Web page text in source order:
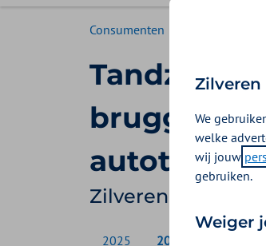
Consumenten
Tandzorg
bruggen,
Zilveren Kruis
2025 2026
We
welke
wij jouw
gebruiken.
Weiger